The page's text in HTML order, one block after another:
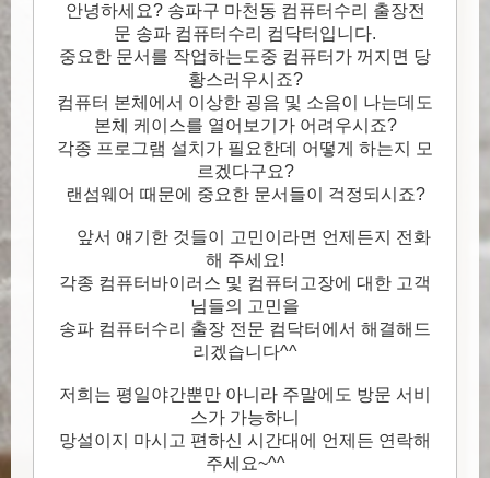
안녕하세요? 송파구 마천동 컴퓨터수리 출장전
문 송파 컴퓨터수리 컴닥터입니다.
중요한 문서를 작업하는도중 컴퓨터가 꺼지면 당
황스러우시죠?
컴퓨터 본체에서 이상한 굉음 및 소음이 나는데도
본체 케이스를 열어보기가 어려우시죠?
각종 프로그램 설치가 필요한데 어떻게 하는지 모
르겠다구요?
랜섬웨어 때문에 중요한 문서들이 걱정되시죠?
앞서 얘기한 것들이 고민이라면 언제든지 전화
해 주세요!
각종 컴퓨터바이러스 및 컴퓨터고장에 대한 고객
님들의 고민을
송파 컴퓨터수리 출장 전문 컴닥터에서 해결해드
리겠습니다^^
저희는 평일야간뿐만 아니라 주말에도 방문 서비
스가 가능하니
망설이지 마시고 편하신 시간대에 언제든 연락해
주세요~^^